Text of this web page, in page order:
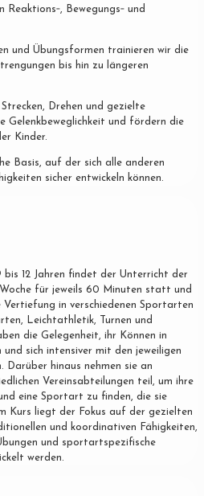
Bewegungs‐ und
und Übungsformen trainieren wir die
bis hin zu längeren
Drehen und gezielte
Gelenkbeweglichkeit und fördern die
Kinder.
Basis, auf der sich alle anderen
sicher entwickeln können.
12 Jahren findet der Unterricht der
für jeweils 60 Minuten statt und
in verschiedenen Sportarten
Leichtathletik, Turnen und
die Gelegenheit, ihr Können in
sich intensiver mit den jeweiligen
Darüber hinaus nehmen sie an
Vereinsabteilungen teil, um ihre
eine Sportart zu finden, die sie
Kurs liegt der Fokus auf der gezielten
und koordinativen Fähigkeiten,
und sportartspezifische
werden.